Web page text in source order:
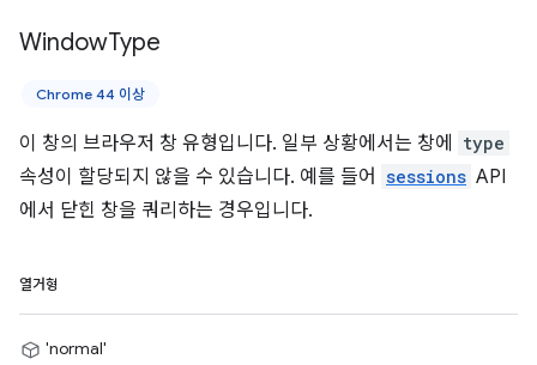
WindowType
Chrome 44 이상
이 창의 브라우저 창 유형입니다. 일부 상황에서는 창에 type
속성이 할당되지 않을 수 있습니다. 예를 들어 sessions API
에서 닫힌 창을 쿼리하는 경우입니다.
열거형
'normal'